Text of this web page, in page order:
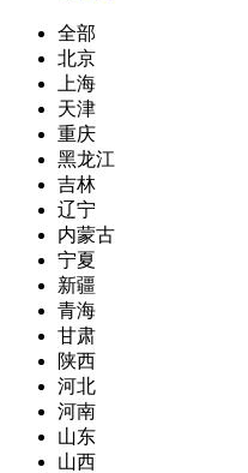
全部
北京
上海
天津
重庆
黑龙江
吉林
辽宁
内蒙古
宁夏
新疆
青海
甘肃
陕西
河北
河南
山东
山西